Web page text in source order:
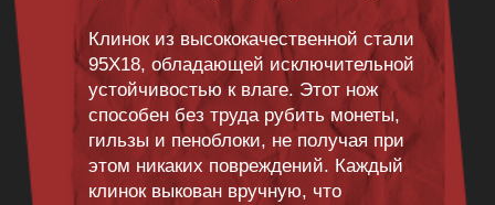
Клинок из высококачественной стали
95Х18, обладающей исключительной
устойчивостью к влаге. Этот нож
способен без труда рубить монеты,
гильзы и пеноблоки, не получая при
этом никаких повреждений. Каждый
клинок выкован вручную, что